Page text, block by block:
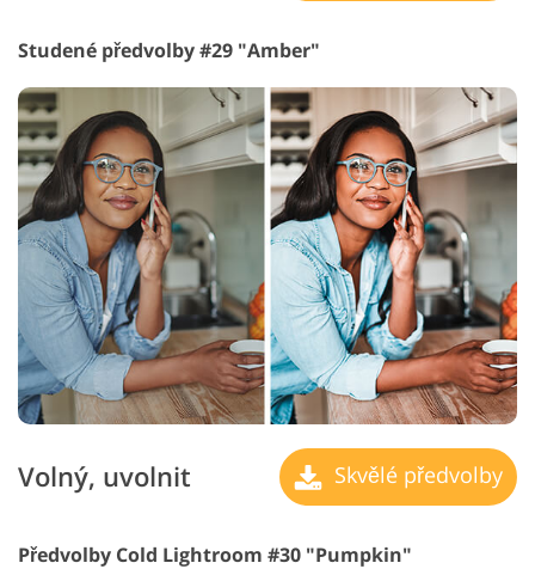
Studené předvolby #29 "Amber"
Volný, uvolnit Skvělé předvolby
Předvolby Cold Lightroom #30 "Pumpkin"